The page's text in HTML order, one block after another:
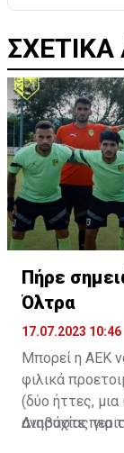
Πήρε
Όλτρα
17.07.2023 10:46
Μπορεί η ΑΕΚ
φιλικά
(δύο ήττες,
ανησυχίας για
Διαβάστε